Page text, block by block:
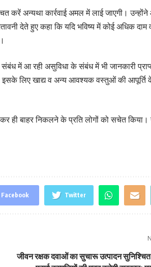
करें अन्यथा कार्रवाई अमल में लाई जाएगी।
देते हुए कहा कि यदि भविष्य में कोई अधिक
में आ रही असुविधा के संबंध में भी जानकारी
इसके लिए खाद्य व अन्य आवश्यक वस्तुओं की आपूर्ति
ही बाहर निकलने के प्रति लोगों को सचेत किया।
Facebook Twitter
जीवन रक्षक दवाओं का सुचारू उत्पादन